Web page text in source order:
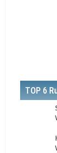
TOP 6